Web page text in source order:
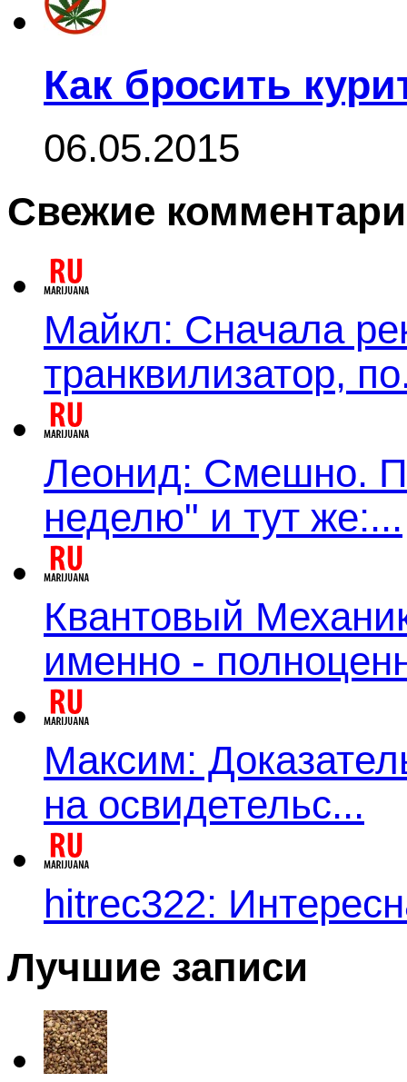
Как бросить
06.05.2015
Свежие
Майкл: Сначала
транквилизатор,
Леонид: Смешно.
неделю" и тут же:...
Квантовый
именно -
Максим:
на освидетельс...
hitrec322:
Лучшие записи